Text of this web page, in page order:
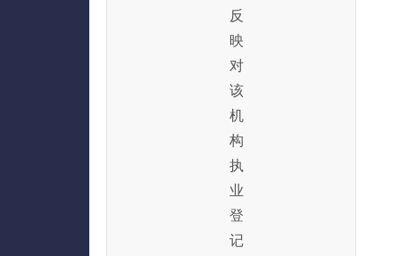
反
映
对
该
机
构
执
业
登
记